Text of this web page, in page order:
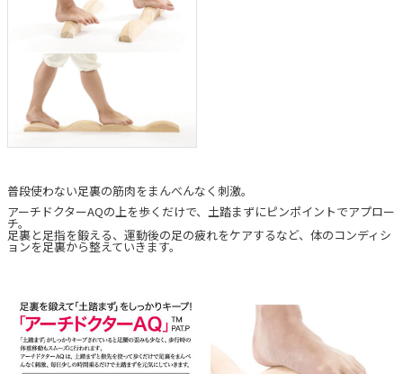
普段使わない足裏の筋肉をまんべんなく刺激。
アーチドクターAQの上を歩くだけで、土踏まずにピンポイントでアプロー
チ。
足裏と足指を鍛える、運動後の足の疲れをケアするなど、体のコンディシ
ョンを足裏から整えていきます。